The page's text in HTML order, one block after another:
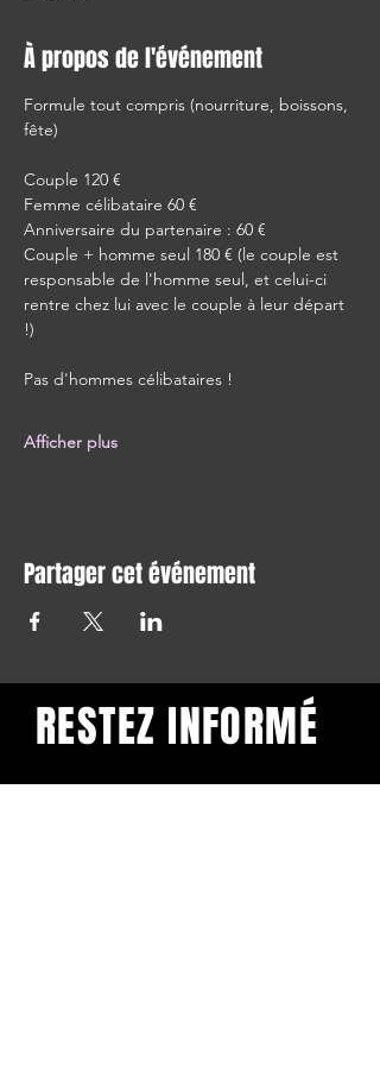
À propos de l'événement
Formule tout compris (nourriture, boissons,
fête)
Couple 120 €
Femme célibataire 60 €
Anniversaire du partenaire : 60 €
Couple + homme seul 180 € (le couple est
responsable de l'homme seul, et celui-ci
rentre chez lui avec le couple à leur départ
!)
Pas d'hommes célibataires !
Afficher plus
Partager cet événement
Restez informé et abonnez-
RESTEZ INFORMÉ